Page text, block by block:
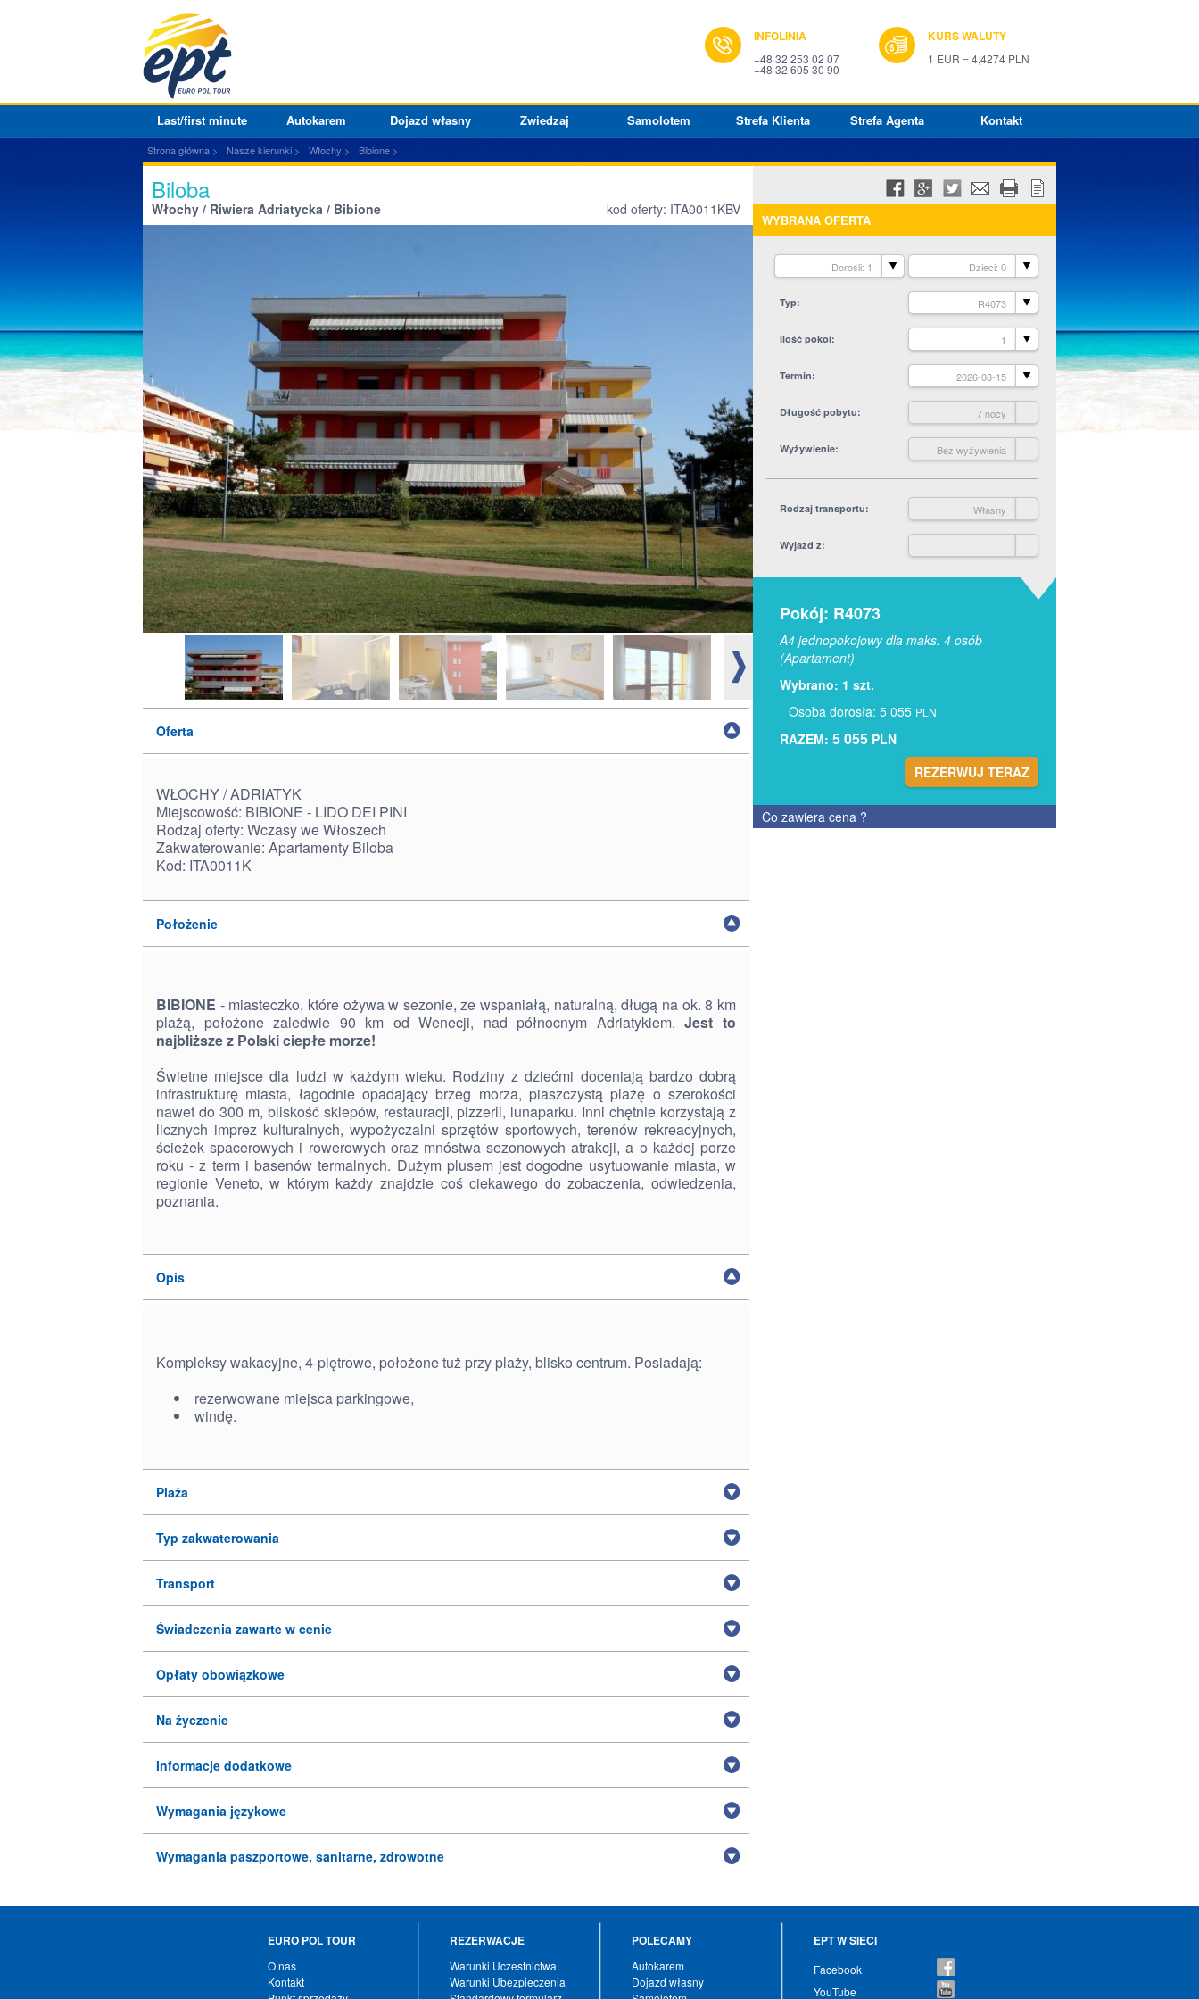
INFOLINIA
+48 32 253 02 07
+48 32 605 30 90
KURS WALUTY
1 EUR = 4,4274 PLN
Last/first minute Autokarem Dojazd własny Zwiedzaj Samolotem Strefa Klienta Strefa Agenta Kontakt
Strona główna Nasze kierunki Włochy Bibione
Biloba
Włochy / Riwiera Adriatycka / Bibione kod oferty: ITA0011KBV
WYBRANA OFERTA
Dorośli: 1 Dzieci: 0
Typ R4073
Ilość pokoi 1
Termin 2026-08-15
Długość pobytu 7 nocy
Wyżywienie Bez wyżywienia
Rodzaj transportu Własny
Wyjazd z
Pokój: R4073
A4 jednopokojowy dla maks. 4 osób
(Apartament)
Wybrano: 1 szt.
Osoba dorosła: 5 055 PLN
RAZEM: 5 055 PLN
REZERWUJ TERAZ
Co zawiera cena ?
Oferta
WŁOCHY / ADRIATYK
Miejscowość: BIBIONE - LIDO DEI PINI
Rodzaj oferty: Wczasy we Włoszech
Zakwaterowanie: Apartamenty Biloba
Kod: ITA0011K
Położenie
BIBIONE - miasteczko, które ożywa w sezonie, ze wspaniałą, naturalną, długą na ok. 8 km
plażą, położone zaledwie 90 km od Wenecji, nad północnym Adriatykiem.Jest to
najbliższe z Polski ciepłe morze!
Świetne miejsce dla ludzi w każdym wieku. Rodziny z dziećmi doceniają bardzo dobrą
infrastrukturę miasta, łagodnie opadający brzeg morza, piaszczystą plażę o szerokości
nawet do 300 m, bliskość sklepów, restauracji, pizzerii, lunaparku. Inni chętnie korzystają z
licznych imprez kulturalnych, wypożyczalni sprzętów sportowych, terenów rekreacyjnych,
ścieżek spacerowych i rowerowych oraz mnóstwa sezonowych atrakcji, a o każdej porze
roku - z term i basenów termalnych. Dużym plusem jest dogodne usytuowanie miasta, w
regionie Veneto, w którym każdy znajdzie coś ciekawego do zobaczenia, odwiedzenia,
poznania.
Opis
Kompleksy wakacyjne, 4-piętrowe, położone tuż przy plaży, blisko centrum. Posiadają:
rezerwowane miejsca parkingowe,
windę.
Plaża
Typ zakwaterowania
Transport
Świadczenia zawarte w cenie
Opłaty obowiązkowe
Na życzenie
Informacje dodatkowe
Wymagania językowe
Wymagania paszportowe, sanitarne, zdrowotne
EURO POL TOUR
O nas
Kontakt
REZERWACJE
Warunki Uczestnictwa
Warunki Ubezpieczenia
POLECAMY
Autokarem
Dojazd własny
EPT W SIECI
Facebook
YouTube